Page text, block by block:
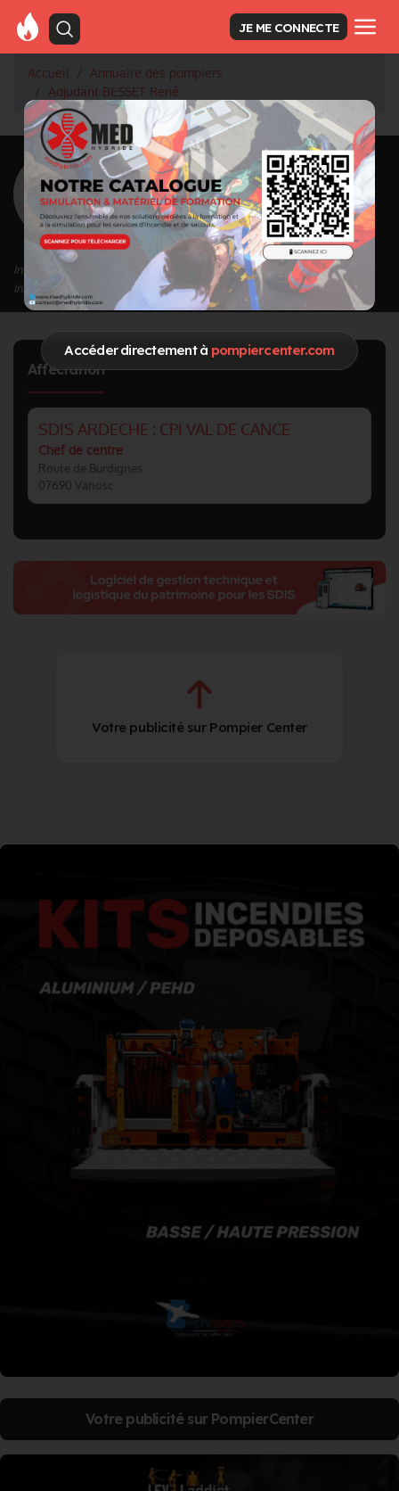
Accéder directement à pompiercenter.com
JE ME CONNECTE
Accueil
Annuaire des pompiers
Adjudant BESSET René
<Retour à la liste des pompiers
BESSET René
Grade : Adjudant
Inscrit depuis le 11/09/2020 à 17:55
Informations mises à jour le 07/02/2025 à 16:37
Affectation
SDIS ARDECHE : CPI VAL DE CANCE
Chef de centre
Route de Burdignes
07690 Vanosc
Votre publicité sur Pompier Center
Votre publicité sur PompierCenter